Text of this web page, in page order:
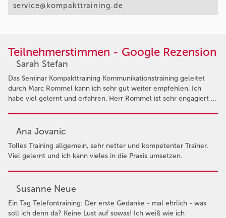
service@kompakttraining.de
Teilnehmerstimmen - Google Rezension
Sarah Stefan
Das Seminar Kompakttraining Kommunikationstraining geleitet
durch Marc Rommel kann ich sehr gut weiter empfehlen. Ich
habe viel gelernt und erfahren. Herr Rommel ist sehr engagiert …
Ana Jovanic
Tolles Training allgemein, sehr netter und kompetenter Trainer.
Viel gelernt und ich kann vieles in die Praxis umsetzen.
Susanne Neue
Ein Tag Telefontraining: Der erste Gedanke - mal ehrlich - was
soll ich denn da? Keine Lust auf sowas! Ich weiß wie ich